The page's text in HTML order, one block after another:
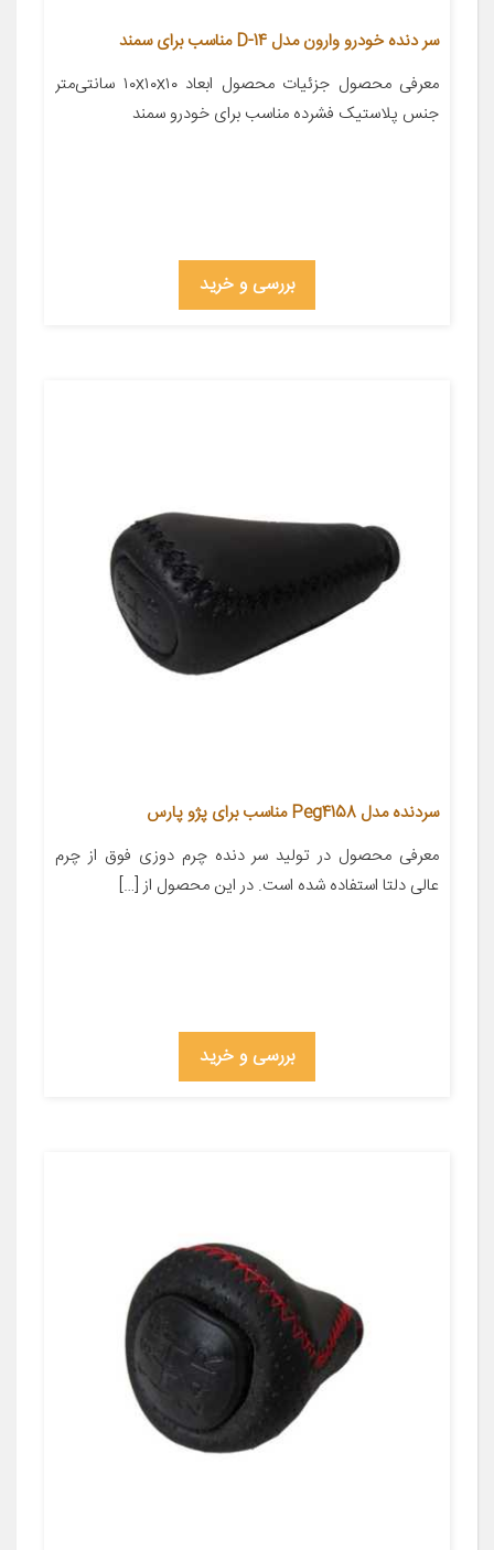
سر دنده خودرو وارون مدل D-14 مناسب برای سمند
معرفی محصول جزئیات محصول ابعاد ۱۰x۱۰x۱۰ سانتی‌متر
جنس پلاستیک فشرده مناسب برای خودرو سمند
بررسی و خرید
سردنده مدل Peg4158 مناسب برای پژو پارس
معرفی محصول در تولید سر دنده چرم دوزی فوق از چرم
عالی دلتا استفاده شده است. در این محصول از […]
بررسی و خرید